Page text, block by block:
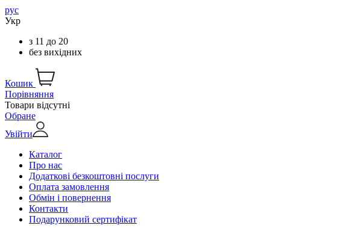
рус
Укр
з 11 до 20
без вихідних
Кошик
Порівняння
Товари відсутні
Обране
Увійти
Каталог
Про нас
Додаткові безкоштовні послуги
Оплата замовлення
Обмін і повернення
Контакти
Подарунковий сертифікат